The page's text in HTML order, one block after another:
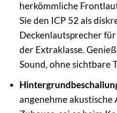
herkömmliche
Sie den ICP 52 als
Deckenlautsprecher
der Extraklasse.
Sound, ohne sichtbare
angenehme